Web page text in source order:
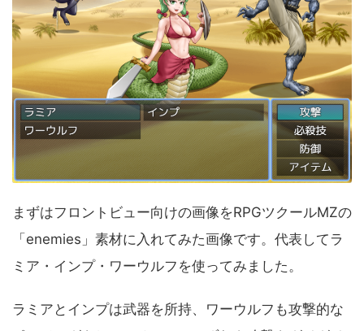
まずはフロントビュー向けの画像をRPGツクールMZの
「enemies」素材に入れてみた画像です。代表してラ
ミア・インプ・ワーウルフを使ってみました。
ラミアとインプは武器を所持、ワーウルフも攻撃的な